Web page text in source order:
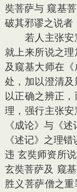
奘菩萨与 窥基
破其邪谬之说者
若人主张安
就上来所说之
及窥基大师在
处，加以澄清
以正确之辨正
理，强行主张
《成论》与《
《述记》之理
违 玄奘师资所
玄奘菩萨及 窥
胜义菩萨僧之